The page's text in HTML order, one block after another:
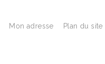
Mon adresse Plan du site